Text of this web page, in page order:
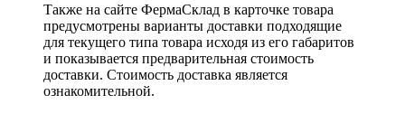
Также на сайте ФермаСклад в карточке товара
предусмотрены варианты доставки подходящие
для текущего типа товара исходя из его габаритов
и показывается предварительная стоимость
доставки. Стоимость доставка является
ознакомительной.